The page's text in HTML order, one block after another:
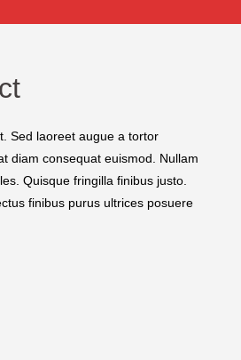
Sed laoreet augue a tortor
diam consequat euismod. Nullam
Quisque fringilla finibus justo.
finibus purus ultrices posuere